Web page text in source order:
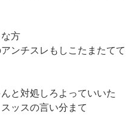
方
ンチスレもしこたまたてて
と対処しろよっていいた
ッスの言い分まて